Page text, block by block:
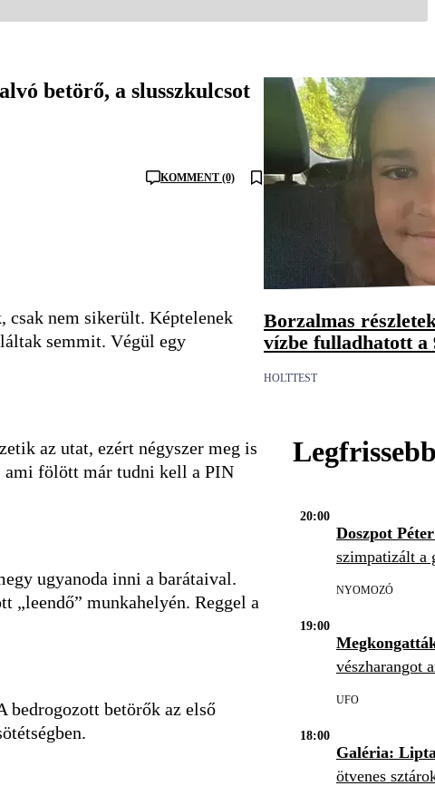
betörő, a slusszkulcsot
KOMMENT (0)
csak nem sikerült. Képtelenek
semmit. Végül egy
az utat, ezért négyszer meg is
ami fölött már tudni kell a PIN
ugyanoda inni a barátaival.
„leendő” munkahelyén. Reggel a
bedrogozott betörők az első
Borzalmas
vízbe fulladhatott a
HOLTTEST
20:00
Doszpot
szimpatizált a
NYOMOZÓ
19:00
vészharangot
UFO
18:00
Galéria:
ötvenes